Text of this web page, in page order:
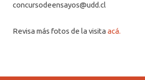
concursodeensayos@udd.cl
Revisa más fotos de la visita acá.